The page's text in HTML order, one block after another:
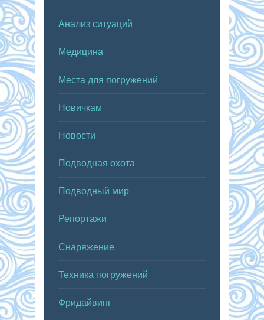
Анализ ситуаций
Медицина
Места для погружений
Новичкам
Новости
Подводная охота
Подводный мир
Репортажи
Снаряжение
Техника погружений
Фридайвинг